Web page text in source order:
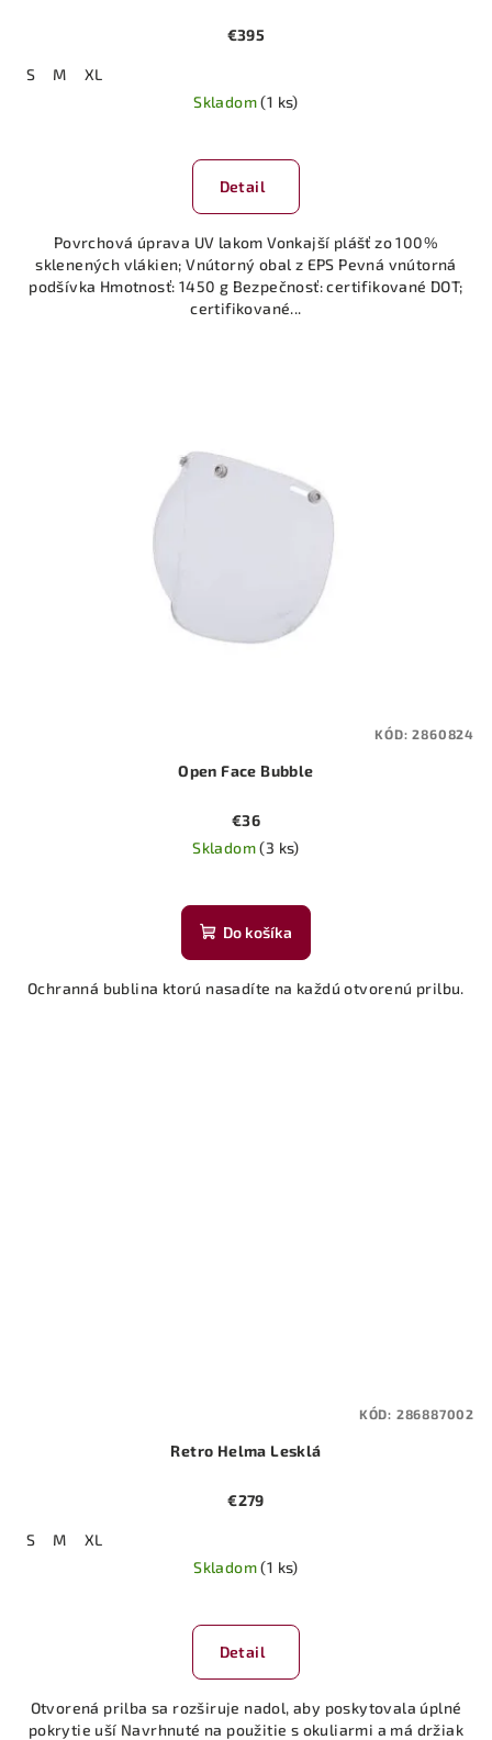
€395
S M
XL
Skladom(1 ks)
Detail
Povrchová úprava UV lakom Vonkajší plášť zo 100%
sklenených vlákien; Vnútorný obal z EPS Pevná vnútorná
podšívka Hmotnosť: 1450 g Bezpečnosť: certifikované DOT;
certifikované...
Open Face Bubble
€36
Skladom(3 ks)
Do košíka
Ochranná bublina ktorú nasadíte na každú otvorenú prilbu.
KÓD:2860824
Retro Helma Lesklá
€279
S M
XL
Skladom(1 ks)
Detail
Otvorená prilba sa rozširuje nadol, aby poskytovala úplné
pokrytie uší Navrhnuté na použitie s okuliarmi a má držiak
KÓD: 286887002